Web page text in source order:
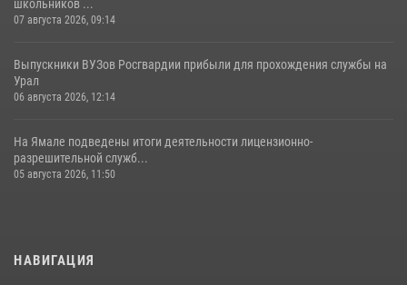
школьников ...
07 августа 2026, 09:14
Выпускники ВУЗов Росгвардии прибыли для прохождения службы на
Урал
06 августа 2026, 12:14
На Ямале подведены итоги деятельности лицензионно-
разрешительной служб...
05 августа 2026, 11:50
НАВИГАЦИЯ